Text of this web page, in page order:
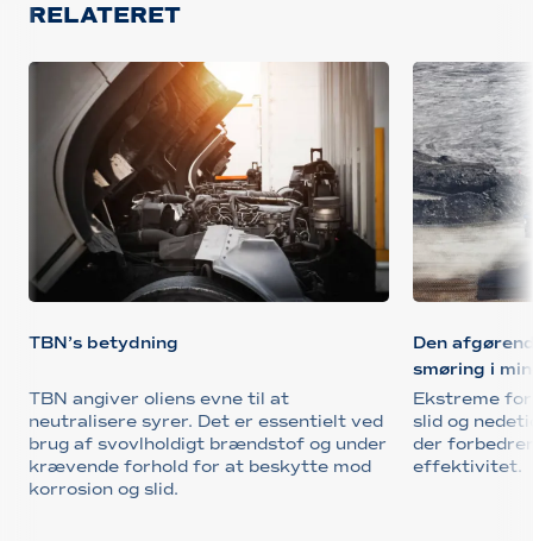
RELATERET
TBN’s betydning
TBN angiver oliens evne til at
neutralisere syrer. Det er essentielt ved
brug af svovlholdigt brændstof og under
krævende forhold for at beskytte mod
korrosion og slid.
Den
smøring i
Ekstreme
slid og
der
effektivitet.